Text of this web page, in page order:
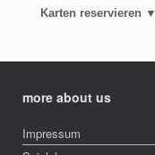
Karten reservieren ▼
more about us
Impressum